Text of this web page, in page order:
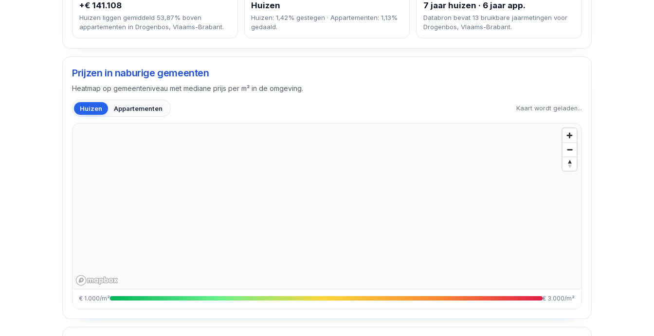
+€ 141.108
Huizen liggen gemiddeld 53,87% boven
appartementen in Drogenbos, Vlaams-Brabant.
Huizen
Huizen: 1,42% gestegen · Appartementen: 1,13%
gedaald.
7 jaar huizen · 6 jaar app.
Databron bevat 13 bruikbare jaarmetingen voor
Drogenbos, Vlaams-Brabant.
Prijzen in naburige gemeenten
Heatmap op gemeenteniveau met mediane prijs per m² in de omgeving.
Huizen Appartementen Kaart wordt geladen...
€ 1.000/m² € 3.000/m²